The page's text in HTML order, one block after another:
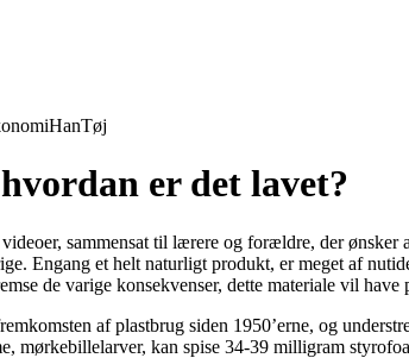
HanTøj
er det lavet?
sammensat til lærere og forældre, der
Engang et helt naturligt produkt, er meget af
de varige konsekvenser, dette materiale vil have
af plastbrug siden 1950’erne, og
mørkebillelarver, kan spise 34-39 milligram